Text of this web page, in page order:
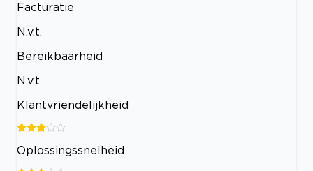
Facturatie
N.v.t.
Bereikbaarheid
N.v.t.
Klantvriendelijkheid
Oplossingssnelheid